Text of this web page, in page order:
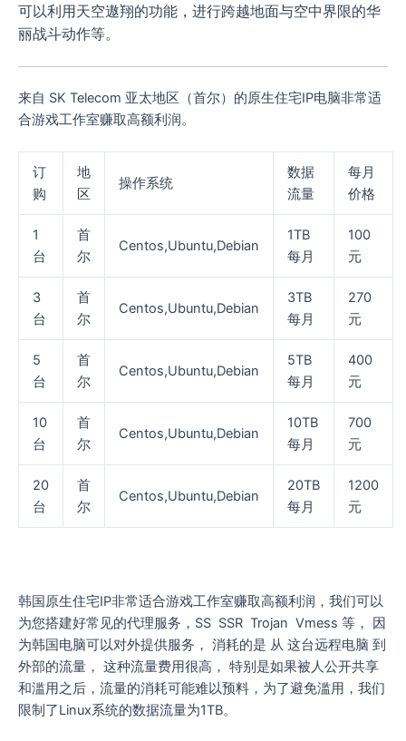
可以利用天空遨翔的功能，进行跨越地面与空中界限的华
丽战斗动作等。
来自 SK Telecom 亚太地区（首尔）的原生住宅IP电脑非常适
合游戏工作室赚取高额利润。
订
购
地
区
操作系统
数据
流量
每月
价格
1
台
首
尔
Centos,Ubuntu,Debian
1TB
每月
100
元
3
台
首
尔
Centos,Ubuntu,Debian
3TB
每月
270
元
5
台
首
尔
Centos,Ubuntu,Debian
5TB
每月
400
元
10
台
首
尔
Centos,Ubuntu,Debian
10TB
每月
700
元
20
台
首
尔
Centos,Ubuntu,Debian
20TB
每月
1200
元
韩国原生住宅IP非常适合游戏工作室赚取高额利润，我们可以
为您搭建好常见的代理服务，SS SSR Trojan Vmess 等， 因
为韩国电脑可以对外提供服务， 消耗的是 从 这台远程电脑 到
外部的流量， 这种流量费用很高， 特别是如果被人公开共享
和滥用之后，流量的消耗可能难以预料，为了避免滥用，我们
限制了Linux系统的数据流量为1TB。